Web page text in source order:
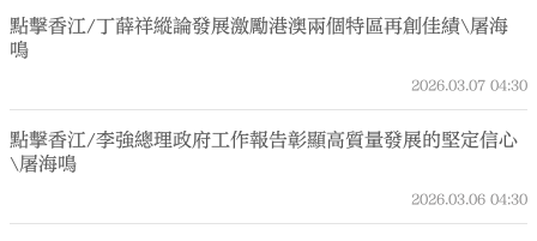
點擊香江/丁薛祥縱論發展激勵港澳兩個特區再創佳績\屠海
鳴
2026.03.07 04:30
點擊香江/李強總理政府工作報告彰顯高質量發展的堅定信心
\屠海鳴
2026.03.06 04:30